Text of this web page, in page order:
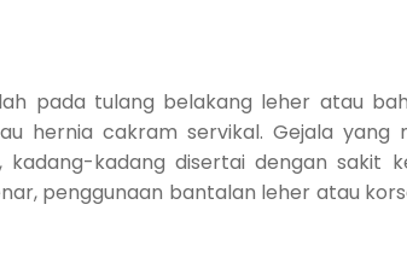
pada tulang belakang leher atau
hernia cakram servikal. Gejala yang
kadang disertai dengan sakit
penggunaan bantalan leher atau